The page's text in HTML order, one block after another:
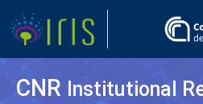
CNR Institutional